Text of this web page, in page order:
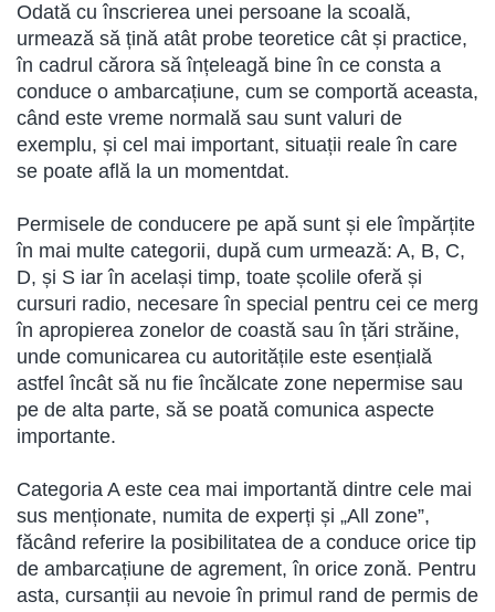
Odată cu înscrierea unei persoane la scoală,
urmează să țină atât probe teoretice cât și practice,
în cadrul cărora să înțeleagă bine în ce consta a
conduce o ambarcațiune, cum se comportă aceasta,
când este vreme normală sau sunt valuri de
exemplu, și cel mai important, situații reale în care
se poate află la un momentdat.
Permisele de conducere pe apă sunt și ele împărțite
în mai multe categorii, după cum urmează: A, B, C,
D, și S iar în același timp, toate școlile oferă și
cursuri radio, necesare în special pentru cei ce merg
în apropierea zonelor de coastă sau în țări străine,
unde comunicarea cu autoritățile este esențială
astfel încât să nu fie încălcate zone nepermise sau
pe de alta parte, să se poată comunica aspecte
importante.
Categoria A este cea mai importantă dintre cele mai
sus menționate, numita de experți și „All zone”,
făcând referire la posibilitatea de a conduce orice tip
de ambarcațiune de agrement, în orice zonă. Pentru
asta, cursanții au nevoie în primul rand de permis de